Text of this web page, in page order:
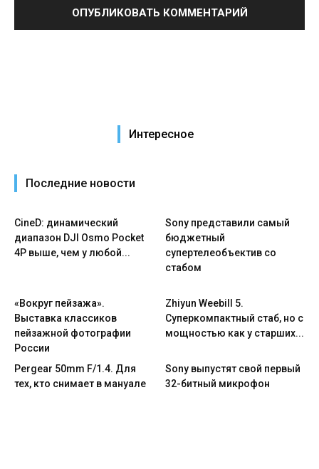
Интересное
Последние новости
CineD: динамический
диапазон DJI Osmo Pocket
4P выше, чем у любой...
Sony представили самый
бюджетный
супертелеобъектив со
стабом
«Вокруг пейзажа».
Выставка классиков
пейзажной фотографии
России
Zhiyun Weebill 5.
Cуперкомпактный стаб, но с
мощностью как у старших...
Pergear 50mm F/1.4. Для
тех, кто снимает в мануале
Sony выпустят свой первый
32-битный микрофон